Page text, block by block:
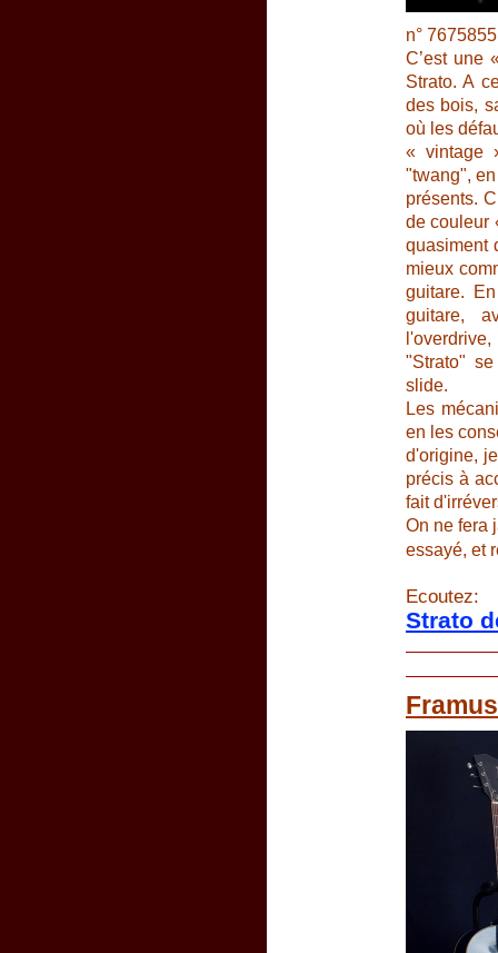
n° 7675855
C’est une
Strato. A
des bois,
où les
« vintage
"twang",
présents.
de couleur
quasiment
mieux
guitare.
guitare,
"Strato"
slide.
Les
en les
d'origine,
précis à
fait
On ne fera
essayé, et
Ecoutez:
Strato